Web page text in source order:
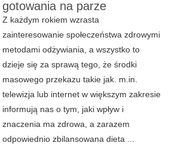
gotowania na parze
Z każdym rokiem wzrasta
zainteresowanie społeczeństwa zdrowymi
metodami odżywiania, a wszystko to
dzieje się za sprawą tego, że środki
masowego przekazu takie jak. m.in.
telewizja lub internet w większym zakresie
informują nas o tym, jaki wpływ i
znaczenia ma zdrowa, a zarazem
odpowiednio zbilansowana dieta ...